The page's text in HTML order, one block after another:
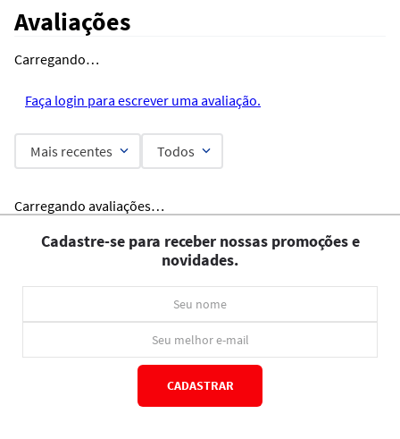
Avaliações
Carregando…
Faça login para escrever uma avaliação.
Mais recentes Todos
Carregando avaliações…
Cadastre-se para receber nossas promoções e
novidades.
CADASTRAR